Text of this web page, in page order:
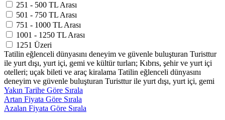
251 - 500 TL Arası
501 - 750 TL Arası
751 - 1000 TL Arası
1001 - 1250 TL Arası
1251 Üzeri
Tatilin eğlenceli dünyasını deneyim ve güvenle buluşturan Turisttur
ile yurt dışı, yurt içi, gemi ve kültür turları; Kıbrıs, şehir ve yurt içi
otelleri; uçak bileti ve araç kiralama Tatilin eğlenceli dünyasını
deneyim ve güvenle buluşturan Turisttur ile yurt dışı, yurt içi, gemi
Yakın Tarihe Göre Sırala
Artan Fiyata Göre Sırala
Azalan Fiyata Göre Sırala